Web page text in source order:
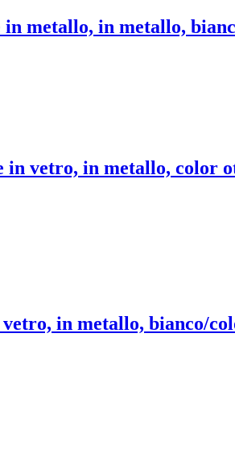
metallo, in metallo,
in vetro, in metallo, color
in metallo, bianco/